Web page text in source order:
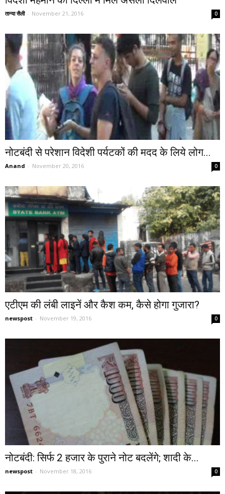
तान्या सैली - November 21, 2016 0
नोटबंदी से परेशान विदेशी पर्यटकों की मदद के लिये लोग...
Anand - November 20, 2016 0
एटीएम की लंबी लाइनें और कैश कम, कैसे होगा गुजारा?
newspost - November 19, 2016 0
नोटबंदी: सिर्फ 2 हजार के पुराने नोट बदलेंगे; शादी के...
newspost - November 18, 2016 0